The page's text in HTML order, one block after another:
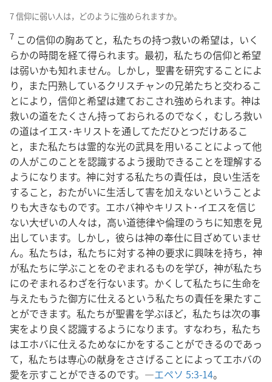
7 信仰に弱い人は，どのように強められますか。
7 この信仰の胸あてと，私たちの持つ救いの希望は，いく
らかの時間を経て得られます。最初，私たちの信仰と希望
は弱いかも知れません。しかし，聖書を研究することによ
り，また円熟しているクリスチャンの兄弟たちと交わるこ
とにより，信仰と希望は建ておこされ強められます。神は
救いの道をたくさん持っておられるのでなく，むしろ救い
の道はイエス･キリストを通してただひとつだけあるこ
と，また私たちは霊的な光の武具を用いることによって他
の人がこのことを認識するよう援助できることを理解する
ようになります。神に対する私たちの責任は，良い生活を
すること，おたがいに生活して害を加えないということよ
りも大きなものです。エホバ神やキリスト･イエスを信じ
ない大ぜいの人々は，高い道徳律や倫理のうちに知恵を見
出しています。しかし，彼らは神の奉仕に目ざめていませ
ん。私たちは，私たちに対する神の要求に興味を持ち，神
が私たちに学ぶことをのぞまれるものを学び，神が私たち
にのぞまれるわざを行ないます。かくして私たちに生命を
与えたもうた御方に仕えるという私たちの責任を果たすこ
とができます。私たちが聖書を学ぶほど，私たちは次の事
実をより良く認識するようになります。すなわち，私たち
はエホバに仕えるためなにかをすることができるのであっ
て，私たちは専心の献身をささげることによってエホバの
愛を示すことができるのです。―エペソ 5:3-14。